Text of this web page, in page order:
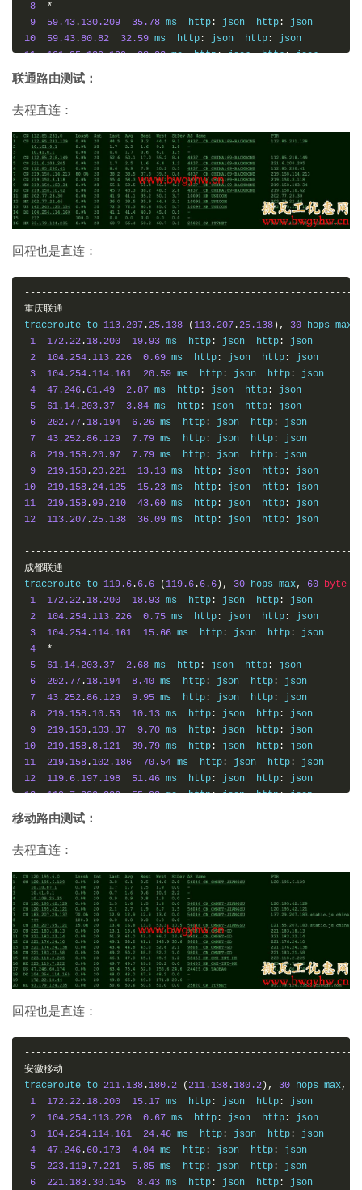
8
*
9
59.43 . 130.209 35.78 ms  http : json  http :
10
59.43 .80.82 32.59 ms  http : json  http :
11
101.95.120.109 28.23 ms  http: json  http: json
厦门电信
1
172.22.18.200 18.99 ms  http json  http
2
104.254 113.226 0.68 ms  http
3
104.254 114.161 17.26 ms  http: json  http: json
4
47.246. 60.177 2.93 ms  http: json  http: json
5
203.100 49.33 2.64 ms  http: json  http: json
6
59.43 .187.21 2.71 ms  http json  http: json
8
59.43.187.121
12
27.148
13
117.25 141.106 43.08 ms  http: json  http
14
117.28 . 254.129 33.56 ms  http json  http json
联通路由测试：
去程直连：
回程也是直连：
重庆联通
traceroute to 113.207 .25.138 ( 113.207 .25.138), 30 hops max
1
172.22 . 18.200 19.93 ms  http : json  http :
json
2
104.254 . 113.226 0.69 ms  http : json  http :
json
3
104.254 . 114.161 20.59 ms  http : json  http :
json
4
47.246 . 61.49 2.87 ms  http : json  http :
json
5
61.14 .203.37 3.84 ms  http : json  http :
json
6
202.77 . 18.194 6.26 ms  http : json  http :
json
7
43.252 .86.129 7.79 ms  http : json  http :
json
8
219.158 .20.97 7.79 ms  http : json  http :
json
9
219.158 .20.221 13.13 ms  http : json  http :
10
219.158 .24.125 15.23 ms  http : json  http :
11
219.158 .99.210 43.60 ms  http : json  http :
12
113.207 .25.138 36.09 ms  http : json  http : json
成都联通
traceroute to 119.6 . 6.6 ( 119.6 . 6.6), 30 hops max, 60 byte
1
172.22 . 18.200 18.93 ms  http : json  http :
json
2
104.254 . 113.226 0.75 ms  http : json  http :
json
3
104.254 . 114.161 15.66 ms  http : json  http :
json
4
*
5
61.14 .203.37 2.68 ms  http : json  http :
json
6
202.77 . 18.194 8.40 ms  http : json  http :
json
7
43.252 .86.129 9.95 ms  http : json  http :
json
8
219.158 . 10.53 10.13 ms  http : json  http :
json
9
219.158 . 103.37 9.70 ms  http : json  http :
10
219.158 .8.121 39.79 ms  http : json  http :
11
219.158 . 102.186 70.54 ms  http : json  http :
12
119.6 . 197.198 51.46 ms  http : json  http :
13
119.7.220.226 55.93 ms  http: json  http:
14
119.6 .6.6
------------------------------------------------
移动路由测试：
去程直连：
回程也是直连：
安徽移动
traceroute to 211.138 . 180.2 (211.138 . 180.2), 30 hops max,
1
172.22 . 18.200 15.17 ms  http : json  http :
json
2
104.254 . 113.226 0.67 ms  http : json  http :
json
3
104.254 . 114.161 24.46 ms  http : json  http :
json
4
47.246 . 60.173 4.04 ms  http : json  http :
json
5
223.119 . 7.221 5.85 ms  http : json  http :
json
6
221.183 . 30.145 8.43 ms  http : json  http : json